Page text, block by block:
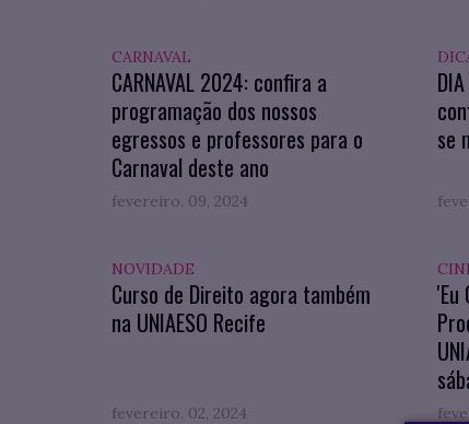
CARNAVAL
CARNAVAL 2024: confira a
programação dos nossos
egressos e professores para o
Carnaval deste ano
fevereiro. 09, 2024
se
NOVIDADE
Curso de Direito agora também
na UNIAESO Recife
fevereiro. 02, 2024
'Eu